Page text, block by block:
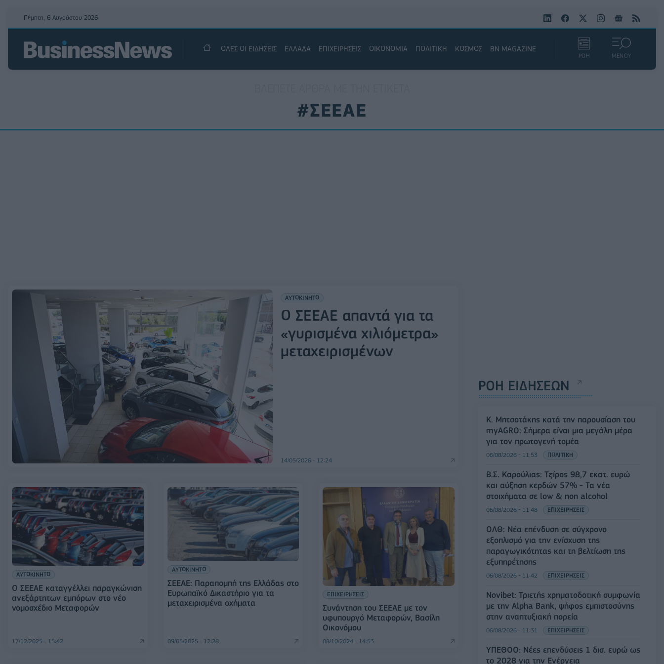
Πέμπτη, 6 Αυγούστου 2026
ΟΛΕΣ ΟΙ ΕΙΔΗΣΕΙΣ ΕΛΛΑΔΑ ΕΠΙΧΕΙΡΗΣΕΙΣ ΟΙΚΟΝΟΜΙΑ ΠΟΛΙΤΙΚΗ ΚΟΣΜΟΣ BN MAGAZINE
ΡΟΗ ΜΕΝΟΥ
#ΣΕΕΑΕ
ΑΥΤΟΚΙΝΗΤΟ
Ο ΣΕΕΑΕ απαντά για τα
«γυρισμένα χιλιόμετρα»
μεταχειρισμένων
14/05/2026 - 12:24
ΑΥΤΟΚΙΝΗΤΟ
Ο ΣΕΕΑΕ καταγγέλλει παραγκώνιση
ανεξάρτητων εμπόρων στο νέο
νομοσχέδιο Μεταφορών
17/12/2025 - 15:42
ΑΥΤΟΚΙΝΗΤΟ
ΣΕΕΑΕ: Παραπομπή της Ελλάδας στο
Ευρωπαϊκό Δικαστήριο για τα
μεταχειρισμένα οχήματα
09/05/2025 - 12:28
ΕΠΙΧΕΙΡΗΣΕΙΣ
Συνάντηση του ΣΕΕΑΕ με τον
υφυπουργό Μεταφορών, Βασίλη
Οικονόμου
08/10/2024 - 14:53
ΡΟΗ ΕΙΔΗΣΕΩΝ
Κ. Μητσοτάκης κατά την παρουσίαση του
myAGRO: Σήμερα είναι μια μεγάλη μέρα
για τον πρωτογενή τομέα
06/08/2026 - 11:53 ΠΟΛΙΤΙΚΗ
Β.Σ. Καρούλιας: Τζίρος 98,7 εκατ. ευρώ
και αύξηση κερδών 57% - Τα νέα
στοιχήματα σε low & non alcohol
06/08/2026 - 11:48 ΕΠΙΧΕΙΡΗΣΕΙΣ
ΟΛΘ: Νέα επένδυση σε σύγχρονο
εξοπλισμό για την ενίσχυση της
παραγωγικότητας και τη βελτίωση της
εξυπηρέτησης
06/08/2026 - 11:42 ΕΠΙΧΕΙΡΗΣΕΙΣ
Novibet: Τριετής χρηματοδοτική συμφωνία
με την Alpha Bank, ψήφος εμπιστοσύνης
στην αναπτυξιακή πορεία
06/08/2026 - 11:31 ΕΠΙΧΕΙΡΗΣΕΙΣ
ΥΠΕΘΟΟ: Νέες επενδύσεις 1 δισ. ευρώ ως
το 2028 για την Ενέργεια